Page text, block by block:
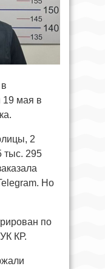
19 мая в
2
тыс. 295
Но
по
КР.